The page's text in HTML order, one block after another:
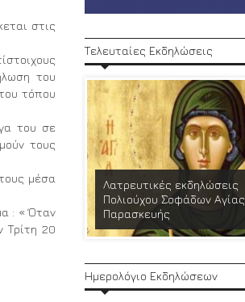
στις
του
τόπου
του σε
τους
μέσα
: « Όταν
Τρίτη 20
Τελευταίες Εκδηλώσεις
Λατρευτικές εκδηλώσεις
Πολιούχου Σοφάδων Αγίας
Παρασκευής
Ημερολόγιο Εκδηλώσεων